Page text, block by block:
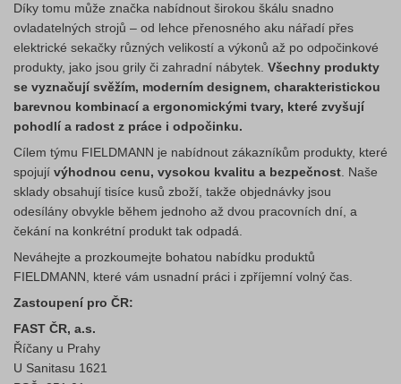
Díky tomu může značka nabídnout širokou škálu snadno
ovladatelných strojů – od lehce přenosného aku nářadí přes
elektrické sekačky různých velikostí a výkonů až po odpočinkové
produkty, jako jsou grily či zahradní nábytek. Všechny produkty
se vyznačují svěžím, moderním designem, charakteristickou
barevnou kombinací a ergonomickými tvary, které zvyšují
pohodlí a radost z práce i odpočinku.
Cílem týmu FIELDMANN je nabídnout zákazníkům produkty, které
spojují výhodnou cenu, vysokou kvalitu a bezpečnost . Naše
sklady obsahují tisíce kusů zboží, takže objednávky jsou
odesílány obvykle během jednoho až dvou pracovních dní, a
čekání na konkrétní produkt tak odpadá.
Neváhejte a prozkoumejte bohatou nabídku produktů
FIELDMANN, které vám usnadní práci i zpříjemní volný čas.
Zastoupení pro ČR:
FAST ČR, a.s.
Říčany u Prahy
U Sanitasu 1621